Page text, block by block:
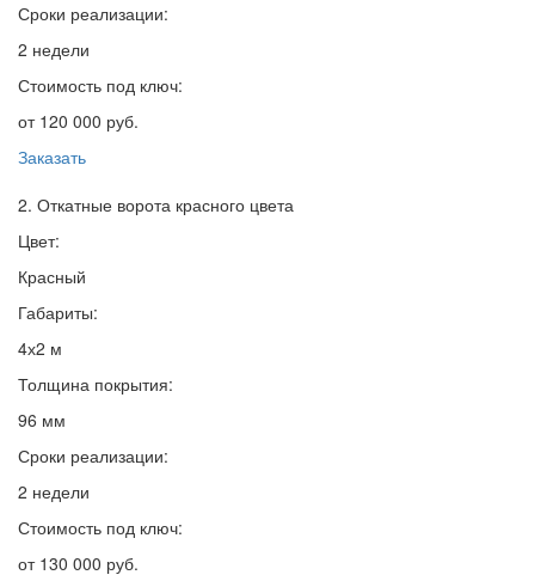
Сроки реализации:
2 недели
Стоимость под ключ:
от 120 000 руб.
Заказать
2. Откатные ворота красного цвета
Цвет:
Красный
Габариты:
4х2 м
Толщина покрытия:
96 мм
Сроки реализации:
2 недели
Стоимость под ключ:
от 130 000 руб.